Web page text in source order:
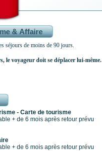
& Affaire
séjours de moins de 90 jours.
le voyageur doit se déplacer lui-même.
- Carte de tourisme
+ de 6 mois après retour prévu
+ de 6 mois après retour prévu